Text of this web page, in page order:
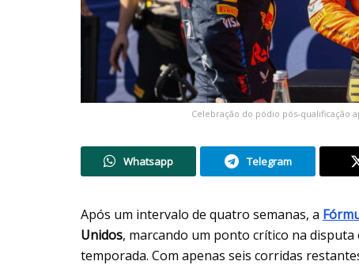
Celebração do pódio pós-qualificação
Whatsapp Telegram
Após um intervalo de quatro semanas, a
Unidos, marcando um ponto crítico na
temporada. Com apenas seis corridas